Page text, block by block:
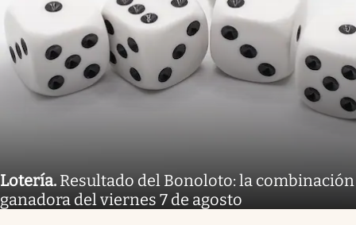
Lotería. Resultado del Bonoloto: la combinación
ganadora del viernes 7 de agosto